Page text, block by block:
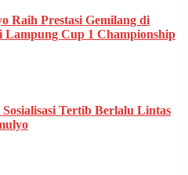
Raih Prestasi Gemilang di
Cup 1 Championship
Tertib Berlalu Lintas